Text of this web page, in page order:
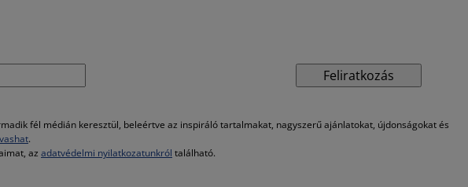
Feliratkozás
fél médián keresztül, beleértve az inspiráló tartalmakat, nagyszerű ajánlatokat, újdonságokat és
.
az adatvédelmi nyilatkozatunkról található.